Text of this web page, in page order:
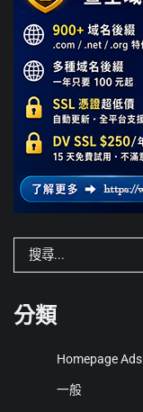
尋
鍵
分類
Homepage Ads
一般